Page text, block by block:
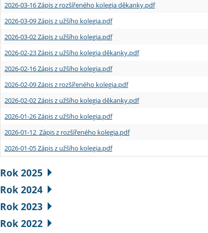
2026-03-16 Zápis z rozšířeného kolegia děkanky.pdf
2026-03-09 Zápis z užšího kolegia.pdf
2026-03-02 Zápis z užšího kolegia.pdf
2026-02-23 Zápis z užšího kolegia děkanky.pdf
2026-02-16 Zápis z užšího kolegia.pdf
2026-02-09 Zápis z rozšířeného kolegia.pdf
2026-02-02 Zápis z užšího kolegia děkanky.pdf
2026-01-26 Zápis z užšího kolegia.pdf
2026-01-12 Zápis z rozšířeného kolegia.pdf
2026-01-05 Zápis z užšího kolegia.pdf
Rok 2025
Rok 2024
Rok 2023
Rok 2022